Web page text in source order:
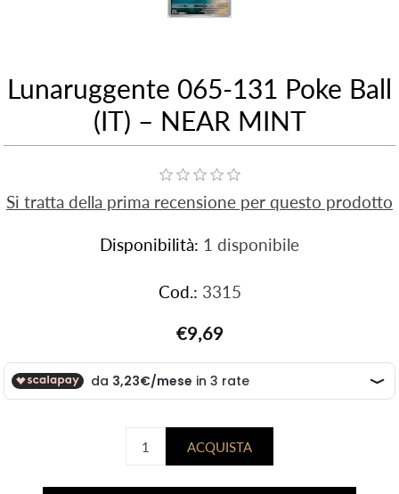
Lunaruggente 065-131 Poke Ball
(IT) – NEAR MINT
Si tratta della prima recensione per questo prodotto
Disponibilità: 1 disponibile
Cod.: 3315
€9,69